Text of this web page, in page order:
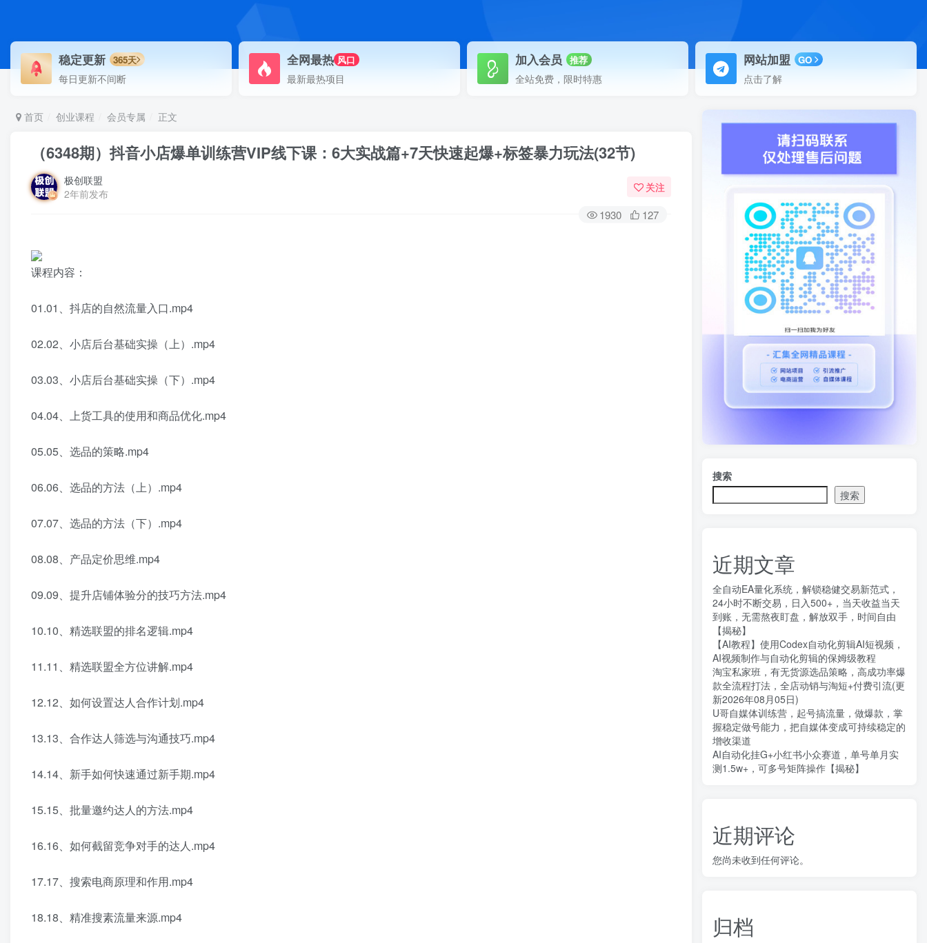
稳定更新 365天
每日更新不间断
全网最热 风口
最新最热项目
加入会员 推荐
全站免费，限时特惠
网站加盟 GO
点击了解
首页 创业课程 会员专属 正文
（6348期）抖音小店爆单训练营VIP线下课：6大实战篇+7天快速起爆+标签暴力玩法(32节)
极创联盟
2年前发布
关注
1930 127
课程内容：
01.01、抖店的自然流量入口.mp4
02.02、小店后台基础实操（上）.mp4
03.03、小店后台基础实操（下）.mp4
04.04、上货工具的使用和商品优化.mp4
05.05、选品的策略.mp4
06.06、选品的方法（上）.mp4
07.07、选品的方法（下）.mp4
08.08、产品定价思维.mp4
09.09、提升店铺体验分的技巧方法.mp4
10.10、精选联盟的排名逻辑.mp4
11.11、精选联盟全方位讲解.mp4
12.12、如何设置达人合作计划.mp4
13.13、合作达人筛选与沟通技巧.mp4
14.14、新手如何快速通过新手期.mp4
15.15、批量邀约达人的方法.mp4
16.16、如何截留竞争对手的达人.mp4
17.17、搜索电商原理和作用.mp4
18.18、精准搜素流量来源.mp4
搜索
搜索
近期文章
全自动EA量化系统，解锁稳健交易新范式，
24小时不断交易，日入500+，当天收益当天
到账，无需熬夜盯盘，解放双手，时间自由
【揭秘】
【AI教程】使用Codex自动化剪辑AI短视频，
AI视频制作与自动化剪辑的保姆级教程
淘宝私家班，有无货源选品策略，高成功率爆
款全流程打法，全店动销与淘短+付费引流(更
新2026年08月05日)
U哥自媒体训练营，起号搞流量，做爆款，掌
握稳定做号能力，把自媒体变成可持续稳定的
增收渠道
AI自动化挂G+小红书小众赛道，单号单月实
测1.5w+，可多号矩阵操作【揭秘】
近期评论
您尚未收到任何评论。
归档